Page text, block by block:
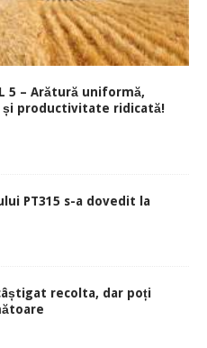
L 5 – Arătură uniformă,
și productivitate ridicată!
PT315 s-a dovedit la
recolta, dar poți